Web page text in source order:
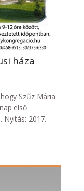
háza
Szűz Mária
első
2017.